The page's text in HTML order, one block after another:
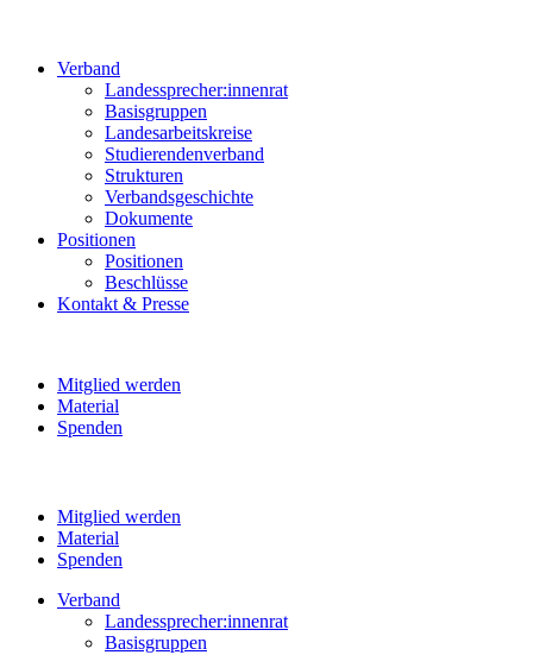
Verband
Landessprecher:innenrat
Basisgruppen
Landesarbeitskreise
Studierendenverband
Strukturen
Verbandsgeschichte
Dokumente
Positionen
Positionen
Beschlüsse
Kontakt & Presse
Mitglied werden
Material
Spenden
Mitglied werden
Material
Spenden
Verband
Landessprecher:innenrat
Basisgruppen